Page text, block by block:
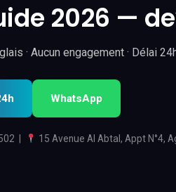
2026 —
· Aucun engagement · Délai
WhatsApp
15 Avenue Al Abtal, Appt N°4,